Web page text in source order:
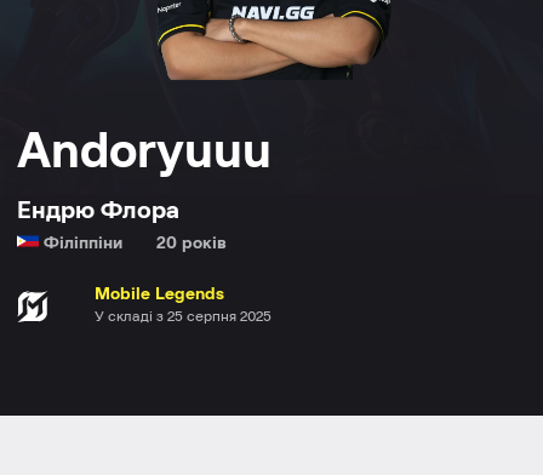
Andoryuuu
Ендрю Флора
Філіппіни 20 рокiв
Mobile Legends
У складі з 25 серпня 2025